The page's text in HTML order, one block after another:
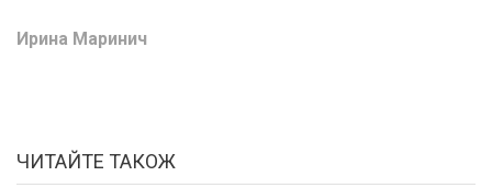
Ирина Маринич
ЧИТАЙТЕ ТАКОЖ